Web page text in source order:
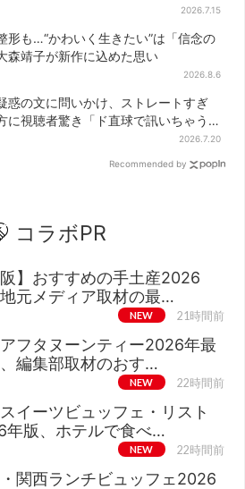
2026.7.15
形も…“かわいく生きたい”は「信念の
森靖子が新作に込めた思い
2026.8.6
惑の文に問いかけ、ストレートすぎ
に視聴者驚き「ド直球で訊いちゃう
2026.7.20
Recommended by
コラボPR
阪】おすすめの手土産2026
元メディア取材の最…
NEW 21時間前
フタヌーンティー2026年最
編集部取材のおす…
NEW 22時間前
イーツビュッフェ・リスト
年版、ホテルで食べ…
NEW 22時間前
関西ランチビュッフェ2026